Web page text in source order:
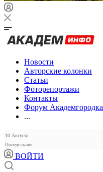
Новости
Авторские колонки
Статьи
Фоторепортажи
Контакты
Форум Академгородка
...
10 Августа
Понедельник
ВОЙТИ